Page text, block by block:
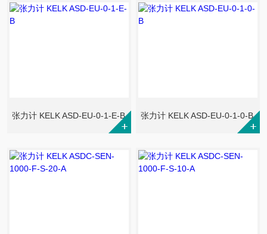
张力计 KELK ASD-EU-0-1-E-B 张力计 KELK ASD-EU-0-1-0-B